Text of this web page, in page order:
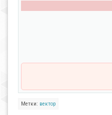
Метки: вектор